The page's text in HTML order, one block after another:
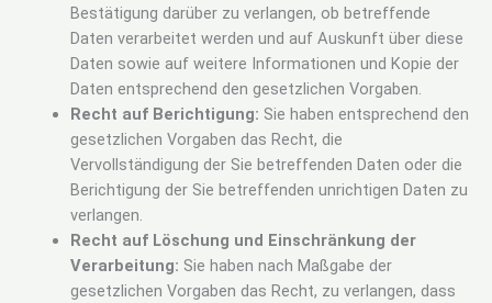
Bestätigung darüber zu verlangen, ob betreffende
Daten verarbeitet werden und auf Auskunft über diese
Daten sowie auf weitere Informationen und Kopie der
Daten entsprechend den gesetzlichen Vorgaben.
Recht auf Berichtigung: Sie haben entsprechend den
gesetzlichen Vorgaben das Recht, die
Vervollständigung der Sie betreffenden Daten oder die
Berichtigung der Sie betreffenden unrichtigen Daten zu
verlangen.
Recht auf Löschung und Einschränkung der
Verarbeitung: Sie haben nach Maßgabe der
gesetzlichen Vorgaben das Recht, zu verlangen, dass